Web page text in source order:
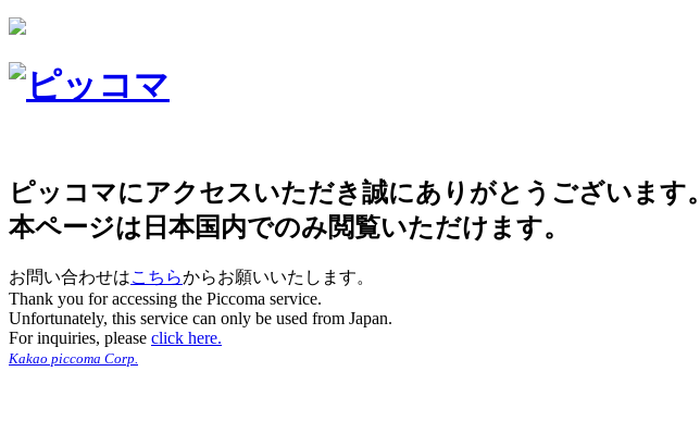
ピッコマにアクセスいただき誠にありがとうございます。
本ページは日本国内でのみ閲覧いただけます。
お問い合わせはこちらからお願いいたします。
Thank you for accessing the Piccoma service.
Unfortunately, this service can only be used from Japan.
For inquiries, please click here.
Kakao piccoma Corp.